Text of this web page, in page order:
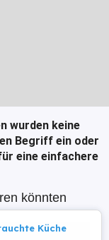
wurden keine
Begriff ein oder
eine einfachere
könnten
Küche